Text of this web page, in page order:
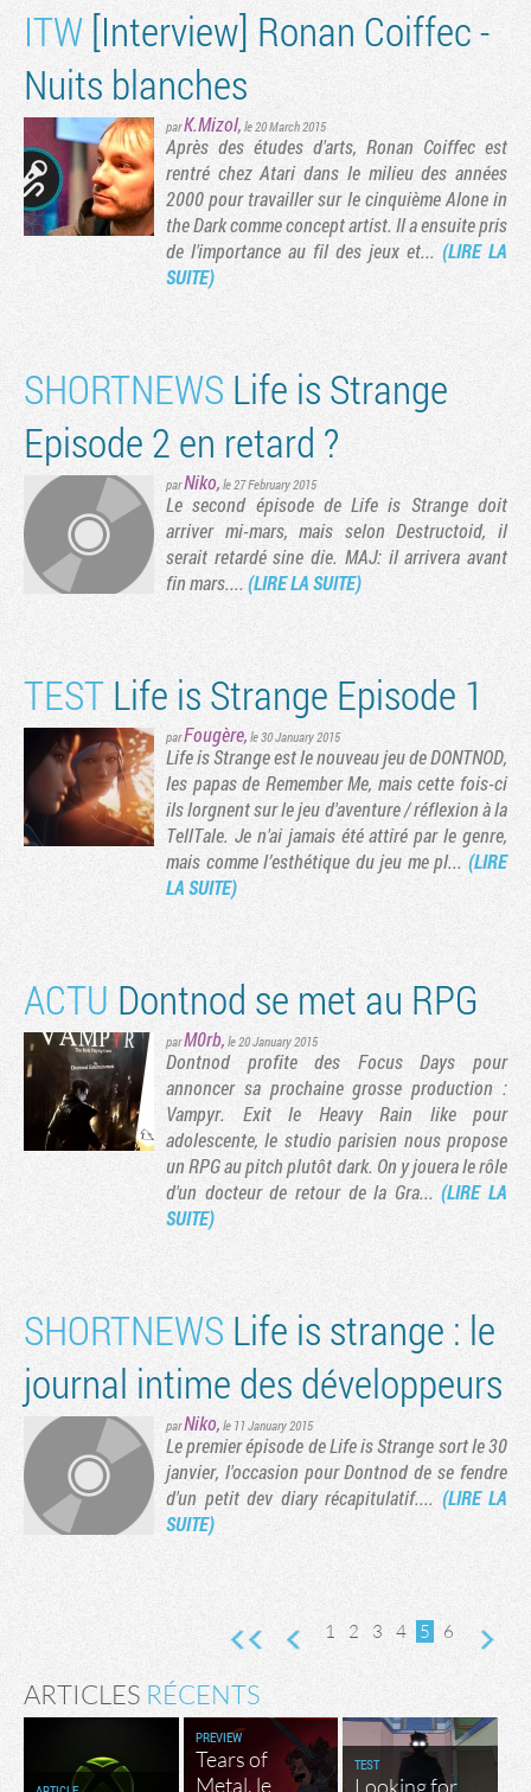
ITW [Interview] Ronan Coiffec -
Nuits blanches
parK.Mizol, le 20 March 2015
Après des études d'arts, Ronan Coiffec est
rentré chez Atari dans le milieu des années
2000 pour travailler sur le cinquième Alone in
the Dark comme concept artist. Il a ensuite pris
de l'importance au fil des jeux et... (LIRE LA
SUITE)
SHORTNEWS Life is Strange
Episode 2 en retard ?
parNiko, le 27 February 2015
Le second épisode de Life is Strange doit
arriver mi-mars, mais selon Destructoid, il
serait retardé sine die. MAJ: il arrivera avant
fin mars....(LIRE LA SUITE)
TEST Life is Strange Episode 1
parFougère, le 30 January 2015
Life is Strange est le nouveau jeu de DONTNOD,
les papas de Remember Me, mais cette fois-ci
ils lorgnent sur le jeu d'aventure / réflexion à la
TellTale. Je n'ai jamais été attiré par le genre,
mais comme l’esthétique du jeu me pl... (LIRE
LA SUITE)
ACTU Dontnod se met au RPG
parM0rb, le 20 January 2015
Dontnod profite des Focus Days pour
annoncer sa prochaine grosse production :
Vampyr. Exit le Heavy Rain like pour
adolescente, le studio parisien nous propose
un RPG au pitch plutôt dark. On y jouera le rôle
d'un docteur de retour de la Gra...(LIRE LA
SUITE)
SHORTNEWS Life is strange : le
journal intime des développeurs
parNiko, le 11 January 2015
Le premier épisode de Life is Strange sort le 30
janvier, l'occasion pour Dontnod de se fendre
d'un petit dev diary récapitulatif.... (LIRE LA
SUITE)
1 2 3 4 5 6
suivante
ARTICLES RÉCENTS
PREVIEW
Tears of
Metal, le
TEST
Looking for